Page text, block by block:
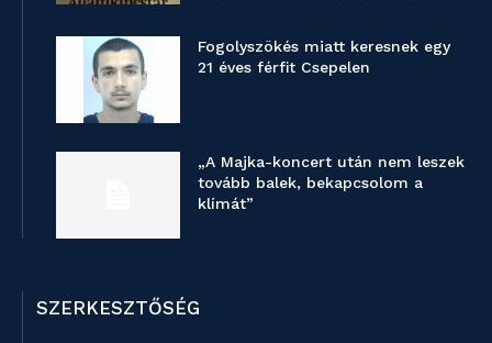
Fogolyszökés miatt keresnek egy
21 éves férfit Csepelen
„A Majka-koncert után nem leszek
tovább balek, bekapcsolom a
klímát”
SZERKESZTŐSÉG